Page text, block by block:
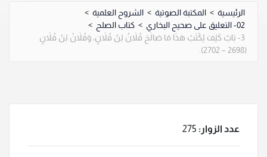
الرئيسية > المكتبة الصوتية > الشروح العلمية >
02- التعليق على صحيح البخاري
> كتاب الصلح >
3- بَابٌ كَيْفَ يُكْتَبُ هَذَا مَا صَالَحَ فُلاَنُ بْنُ فُلاَنٍ، وَفُلاَنُ بْنُ فُلاَنٍ
(2698 – 2702).
عدد الزوار: 275